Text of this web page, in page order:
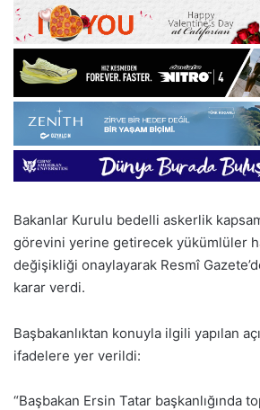
Bakanlar Kurulu bedelli askerlik
görevini yerine getirecek yükümlüler
değişikliği onaylayarak Resmî
karar verdi.
Başbakanlıktan konuyla ilgili yapılan
ifadelere yer verildi:
“Başbakan Ersin Tatar başkanlığında